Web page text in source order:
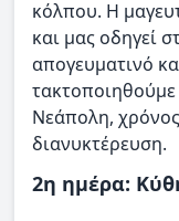
κόλπου. Η
και μας οδηγεί
απογευματινό
Νεάπολη,
διανυκτέρευση.
2η ημέρα: